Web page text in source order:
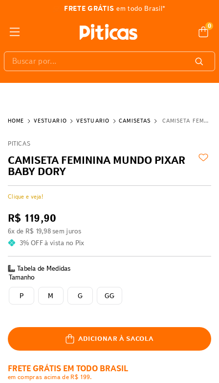
FRETE GRÁTIS em todo Brasil*
0
Buscar por...
VESTUÁRIO VESTUÁRIO CAMISETAS CAMISETA FEMININA MUNDO PIXAR BABY DORY
PITICAS
CAMISETA FEMININA MUNDO PIXAR
BABY DORY
Clique e veja!
R$ 119,90
6x de R$ 19,98sem juros
3% OFFà vista no Pix
Tabela de Medidas
Tamanho
P G
M GG
ADICIONAR À SACOLA
FRETE GRÁTIS EM TODO BRASIL
em compras acima de R$ 199.